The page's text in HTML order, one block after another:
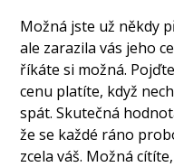
Možná jste už někdy
ale zarazila vás jeho
říkáte si možná.
cenu platíte, když
spát. Skutečná
že se každé ráno
zcela váš. Možná cítíte,